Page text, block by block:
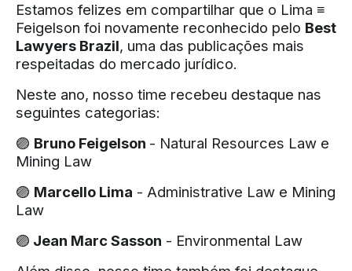
Estamos felizes em compartilhar que o Lima ≡
Feigelson foi novamente reconhecido pelo Best
Lawyers Brazil, uma das publicações mais
respeitadas do mercado jurídico.
Neste ano, nosso time recebeu destaque nas
seguintes categorias:
🟣 Bruno Feigelson - Natural Resources Law e
Mining Law
🟣 Marcello Lima - Administrative Law e Mining
Law
🟣 Jean Marc Sasson - Environmental Law